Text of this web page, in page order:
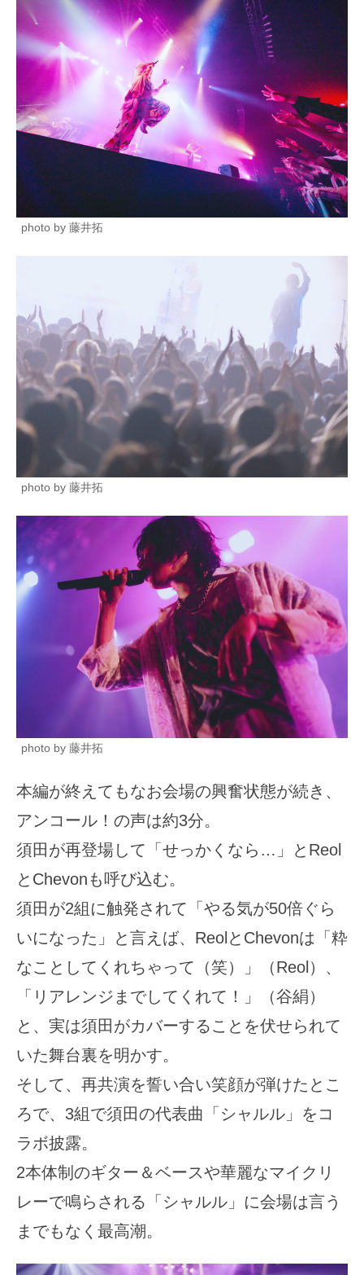
photo by 藤井拓
photo by 藤井拓
photo by 藤井拓
本編が終えてもなお会場の興奮状態が続き、
アンコール！の声は約3分。
須田が再登場して「せっかくなら…」とReol
とChevonも呼び込む。
須田が2組に触発されて「やる気が50倍ぐら
いになった」と言えば、ReolとChevonは「粋
なことしてくれちゃって（笑）」（Reol）、
「リアレンジまでしてくれて！」（谷絹）
と、実は須田がカバーすることを伏せられて
いた舞台裏を明かす。
そして、再共演を誓い合い笑顔が弾けたとこ
ろで、3組で須田の代表曲「シャルル」をコ
ラボ披露。
2本体制のギター＆ベースや華麗なマイクリ
レーで鳴らされる「シャルル」に会場は言う
までもなく最高潮。